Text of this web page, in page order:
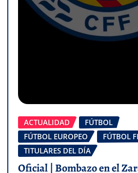
ACTUALIDAD
FÚTBOL
FÚTBOL EUROPEO
FÚTBOL
TITULARES DEL DÍA
Oficial | Bombazo en el